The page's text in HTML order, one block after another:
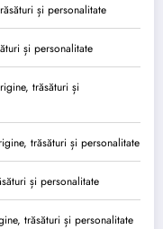
și personalitate
și personalitate
trăsături și
trăsături și personalitate
și personalitate
trăsături și personalitate